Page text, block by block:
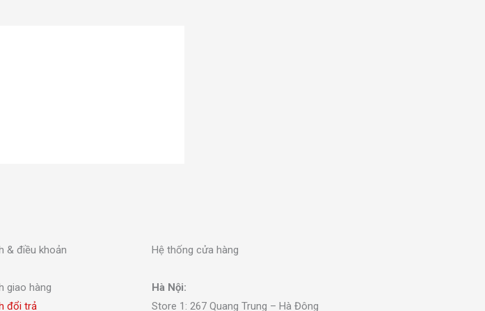
& điều khoản
giao hàng
đổi trả
Hệ thống cửa hàng
Hà Nội:
Store 1: 267 Quang Trung – Hà Đông